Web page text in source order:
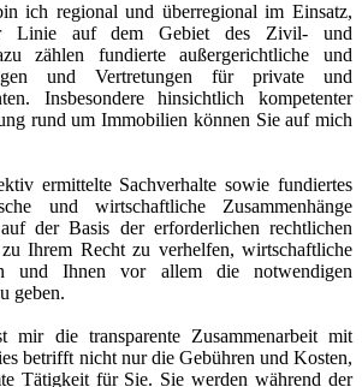
ich regional und überregional im Einsatz,
Linie auf dem Gebiet des Zivil- und
zählen fundierte außergerichtliche und
und Vertretungen für private und
Insbesondere hinsichtlich kompetenter
rund um Immobilien können Sie auf mich
ermittelte Sachverhalte sowie fundiertes
und wirtschaftliche Zusammenhänge
der Basis der erforderlichen rechtlichen
Ihrem Recht zu verhelfen, wirtschaftliche
und Ihnen vor allem die notwendigen
geben.
mir die transparente Zusammenarbeit mit
betrifft nicht nur die Gebühren und Kosten,
Tätigkeit für Sie. Sie werden während der